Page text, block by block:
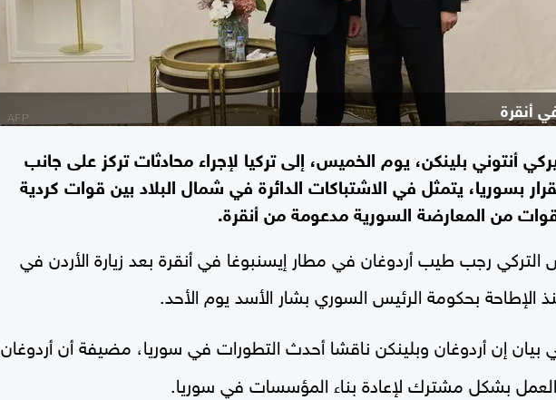
أنقرة
أنتوني بلينكن، يوم الخميس، إلى تركيا لإجراء محادثات تركز على جانب
بسوريا، يتمثل في الاشتباكات الدائرة في شمال البلاد بين قوات كردية
من المعارضة السورية مدعومة من أنقرة.
التركي رجب طيب أردوغان في مطار إيسنبوغا في أنقرة بعد زيارة الأردن في
الإطاحة بحكومة الرئيس السوري بشار الأسد يوم الأحد.
بيان إن أردوغان وبلينكن ناقشا أحدث التطورات في سوريا، مضيفة أن أردوغان
العمل بشكل مشترك لإعادة بناء المؤسسات في سوريا.